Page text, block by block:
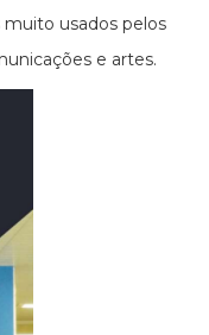
usados pelos
e artes.